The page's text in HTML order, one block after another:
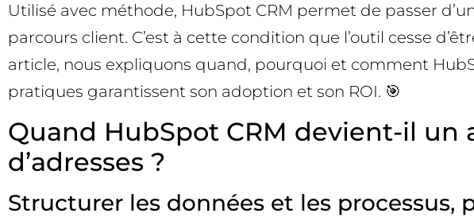
Utilisé avec méthode, HubSpot CRM permet de passer
parcours client. C’est à cette condition que l’outil cesse
article, nous expliquons quand, pourquoi et comment
pratiques garantissent son adoption et son ROI. 🎯
Quand HubSpot CRM devient-il
d’adresses ?
Structurer les données et les processus,